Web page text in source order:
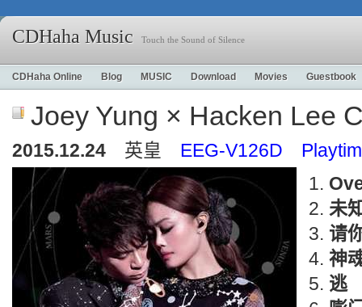
CDHaha Music Touch the Sound of Silence
CDHaha Online Blog MUSIC Download Movies Guestbook
Joey Yung × Hacken Lee
2015.12.24 英皇 EEG-V126D
未
请
神
逃